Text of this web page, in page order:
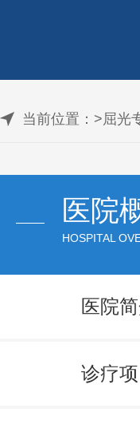
当前位置： >屈光
医院
HOSPITAL
医院
诊疗项